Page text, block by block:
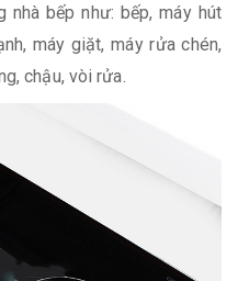
bếp như: bếp, máy hút
máy giặt, máy rửa chén,
chậu, vòi rửa.